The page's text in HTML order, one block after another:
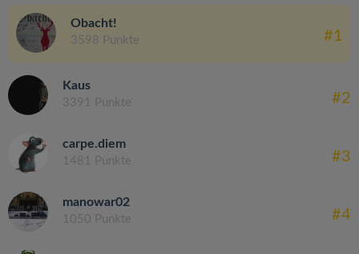
Obacht!
3598 Punkte #1
Kaus
3391 Punkte #2
carpe.diem
1481 Punkte #3
manowar02
1050 Punkte #4